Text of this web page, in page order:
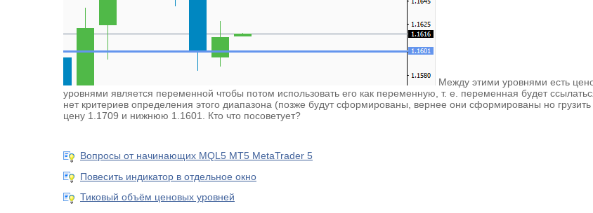
Между этими уровнями есть
уровнями является переменной чтобы потом использовать его как переменную, т. е. переменная будет
нет критериев определения этого диапазона (позже будут сформированы, вернее они сформированы но
цену 1.1709 и нижнюю 1.1601. Кто что посоветует?
Вопросы от начинающих MQL5 MT5 MetaTrader 5
Повесить индикатор в отдельное окно
Тиковый объём ценовых уровней